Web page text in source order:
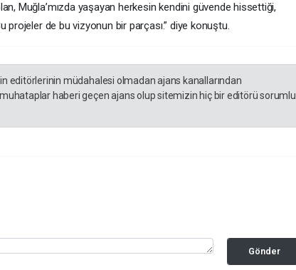
Muğla’mızda yaşayan herkesin kendini güvende hissettiği,
projeler de bu vizyonun bir parçası.” diye konuştu.
editörlerinin müdahalesi olmadan ajans kanallarından
haberi geçen ajans olup sitemizin hiç bir editörü sorumlu
Gönder